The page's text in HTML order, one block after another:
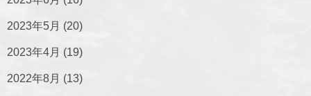
2023年5月 (20)
2023年4月 (19)
2022年8月 (13)